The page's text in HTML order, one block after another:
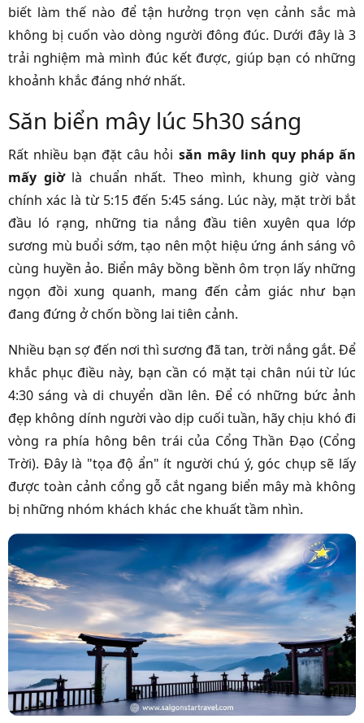
biết làm thế nào để tận hưởng trọn vẹn cảnh sắc mà
không bị cuốn vào dòng người đông đúc. Dưới đây là 3
trải nghiệm mà mình đúc kết được, giúp bạn có những
khoảnh khắc đáng nhớ nhất.
Săn biển mây lúc 5h30 sáng
Rất nhiều bạn đặt câu hỏi săn mây linh quy pháp ấn
mấy giờlà chuẩn nhất. Theo mình, khung giờ vàng
chính xác là từ 5:15 đến 5:45 sáng. Lúc này, mặt trời bắt
đầu ló rạng, những tia nắng đầu tiên xuyên qua lớp
sương mù buổi sớm, tạo nên một hiệu ứng ánh sáng vô
cùng huyền ảo. Biển mây bồng bềnh ôm trọn lấy những
ngọn đồi xung quanh, mang đến cảm giác như bạn
đang đứng ở chốn bồng lai tiên cảnh.
Nhiều bạn sợ đến nơi thì sương đã tan, trời nắng gắt. Để
khắc phục điều này, bạn cần có mặt tại chân núi từ lúc
4:30 sáng và di chuyển dần lên. Để có những bức ảnh
đẹp không dính người vào dịp cuối tuần, hãy chịu khó đi
vòng ra phía hông bên trái của Cổng Thần Đạo (Cổng
Trời). Đây là "tọa độ ẩn" ít người chú ý, góc chụp sẽ lấy
được toàn cảnh cổng gỗ cắt ngang biển mây mà không
bị những nhóm khách khác che khuất tầm nhìn.